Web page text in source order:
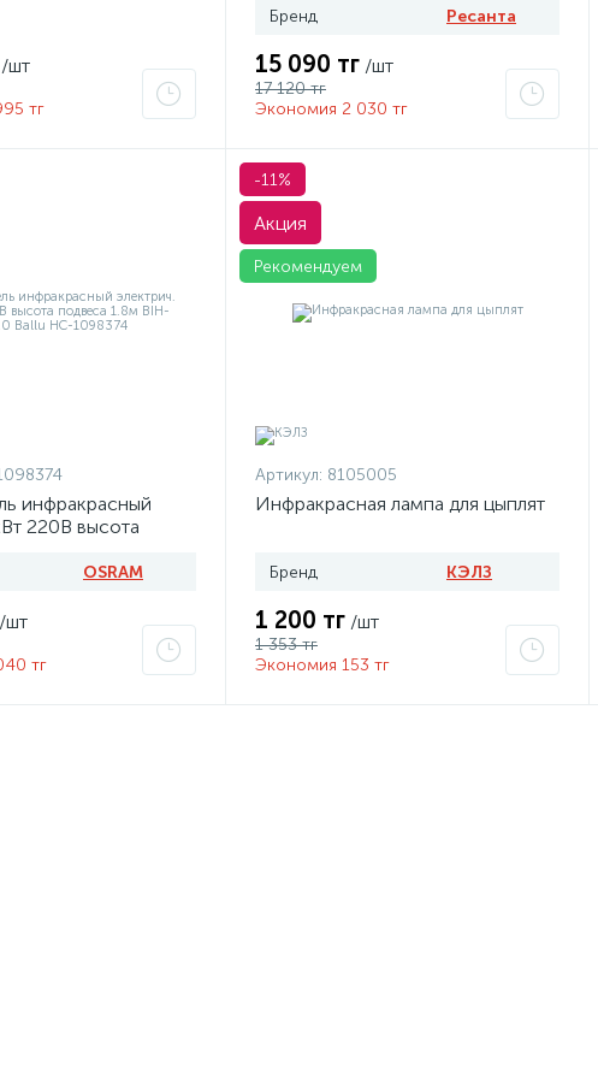
/шт
тг
Бренд Ресанта
15 090 тг /шт
17 120 тг
Экономия 2 030 тг
инфракрасный
220В высота
OSRAM
/шт
тг
-11%
Акция
Рекомендуем
Артикул: 8105005
Инфракрасная лампа для цыплят
Бренд КЭЛЗ
1 200 тг /шт
1 353 тг
Экономия 153 тг